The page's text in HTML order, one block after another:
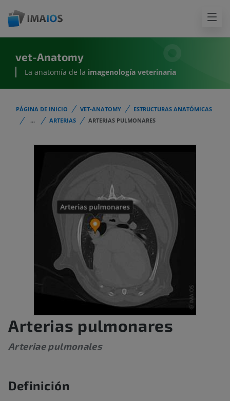
vet-Anatomy
La anatomía de la imagenología veterinaria
PÁGINA DE INICIO VET-ANATOMY
ESTRUCTURAS ANATÓMICAS
...
ARTERIAS ARTERIAS PULMONARES
Arterias pulmonares
Arteriae pulmonales
Definición